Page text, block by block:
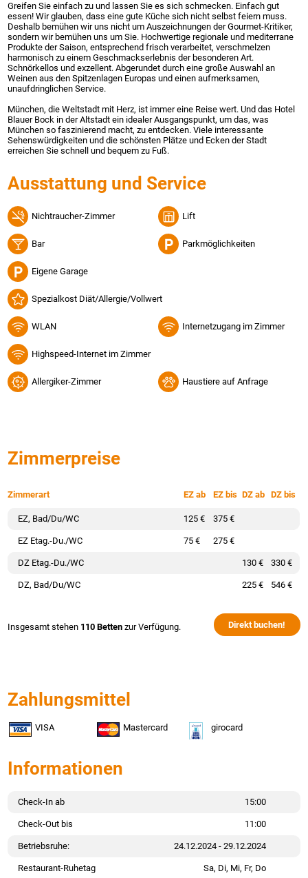
Ausstattung und Service
Nichtraucher-Zimmer Lift
Bar Parkmöglichkeiten
Eigene Garage
Spezialkost Diät/Allergie/Vollwert
WLAN Internetzugang im Zimmer
Highspeed-Internet im Zimmer
Allergiker-Zimmer Haustiere auf Anfrage
Zimmerpreise
Zimmerart EZ ab EZ bis DZ ab DZ bis
EZ, Bad/Du/WC 125 € 375 €
EZ Etag.-Du./WC 75 € 275 €
DZ Etag.-Du./WC 130 € 330 €
DZ, Bad/Du/WC 225 € 546 €
Insgesamt stehen 110 Betten zur Verfügung. Direkt buchen!
Zahlungsmittel
VISA Mastercard girocard
Informationen
Check-In ab 15:00
Check-Out bis 11:00
Betriebsruhe: 24.12.2024 - 29.12.2024
Restaurant-Ruhetag Sa, Di, Mi, Fr, Do
Greifen Sie einfach zu und lassen Sie es sich schmecken. Einfach gut
essen! Wir glauben, dass eine gute Küche sich nicht selbst feiern muss.
Deshalb bemühen wir uns nicht um Auszeichnungen der Gourmet-Kritiker,
sondern wir bemühen uns um Sie. Hochwertige regionale und mediterrane
Produkte der Saison, entsprechend frisch verarbeitet, verschmelzen
harmonisch zu einem Geschmackserlebnis der besonderen Art.
Schnörkellos und exzellent. Abgerundet durch eine große Auswahl an
Weinen aus den Spitzenlagen Europas und einen aufmerksamen,
unaufdringlichen Service.
München, die Weltstadt mit Herz, ist immer eine Reise wert. Und das Hotel
Blauer Bock in der Altstadt ein idealer Ausgangspunkt, um das, was
München so faszinierend macht, zu entdecken. Viele interessante
Sehenswürdigkeiten und die schönsten Plätze und Ecken der Stadt
erreichen Sie schnell und bequem zu Fuß.